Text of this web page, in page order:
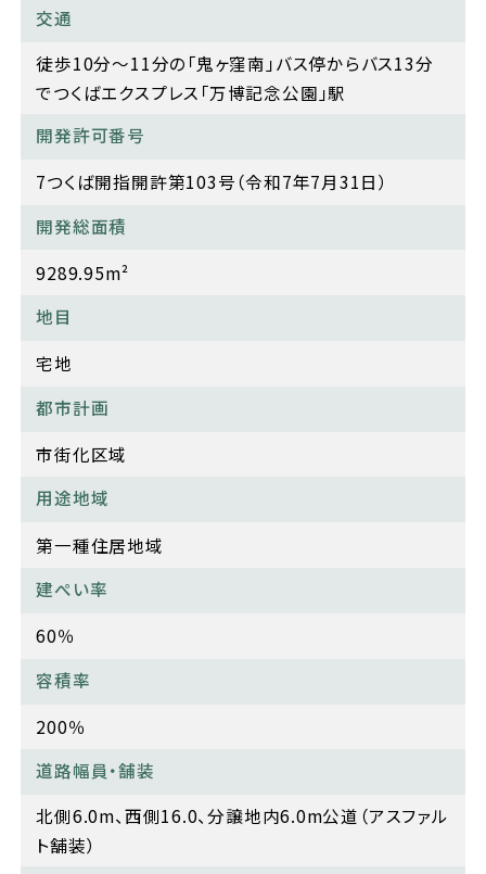
交通
徒歩10分～11分の「鬼ヶ窪南」バス停からバス13分
でつくばエクスプレス「万博記念公園」駅
開発許可番号
7つくば開指開許第103号（令和7年7月31日）
開発総面積
9289.95m²
地目
宅地
都市計画
市街化区域
用途地域
第一種住居地域
建ぺい率
60％
容積率
200％
道路幅員・舗装
北側6.0m、西側16.0、分譲地内6.0m公道（アスファル
ト舗装）